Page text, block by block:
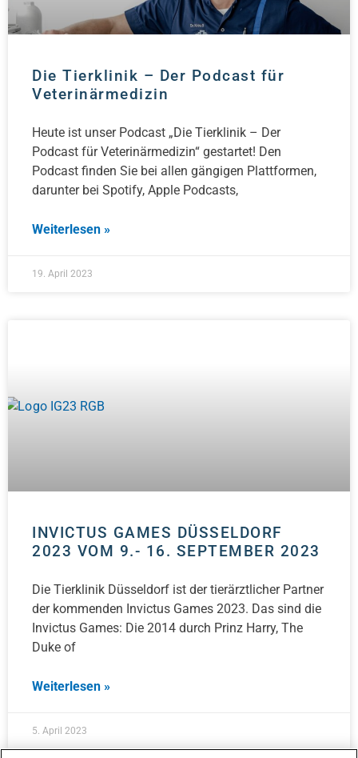
Die Tierklinik – Der Podcast für
Veterinärmedizin
Heute ist unser Podcast „Die Tierklinik – Der
Podcast für Veterinärmedizin“ gestartet! Den
Podcast finden Sie bei allen gängigen Plattformen,
darunter bei Spotify, Apple Podcasts,
Weiterlesen »
19. April 2023
INVICTUS GAMES DÜSSELDORF
2023 VOM 9.- 16. SEPTEMBER 2023
Die Tierklinik Düsseldorf ist der tierärztlicher Partner
der kommenden Invictus Games 2023. Das sind die
Invictus Games: Die 2014 durch Prinz Harry, The
Duke of
Weiterlesen »
5. April 2023